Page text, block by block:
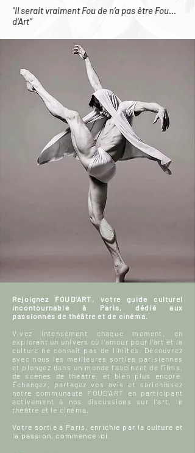
"Il serait vraiment Fou de n’a pas être Fou…
d’Art"
Rejoignez FOUD'ART, votre guide culturel
incontournable à Paris, dédié aux
passionnés de théâtre et de cinéma.
Vivez intensément chaque moment, en
explorant un univers où l'amour pour l'art et la
culture ne connaît pas de limites. Découvrez
avec nous les meilleures sorties parisiennes
et plongez dans un monde fascinant de films,
de scènes de théâtre, et bien plus encore.
Échangez, partagez vos avis et enrichissez
notre communauté FOUD'ART en participant
activement à nos discussions sur l’art, le
théâtre et le cinéma.
Votre sortie à Paris, enrichie par la culture et
la passion, commence ici.